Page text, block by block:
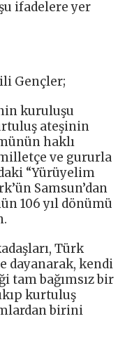
ifadelere yer
Gençler;
kuruluşu
ateşinin
haklı
ve gururla
“Yürüyelim
Samsun’dan
106 yıl dönümü
Türk
dayanarak, kendi
tam bağımsız bir
kurtuluş
birini